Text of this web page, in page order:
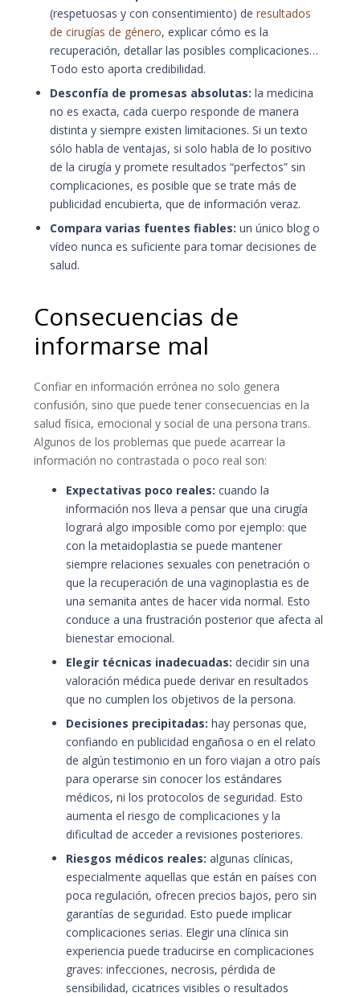
(respetuosas y con consentimiento) de resultados
de cirugías de género, explicar cómo es la
recuperación, detallar las posibles complicaciones…
Todo esto aporta credibilidad.
Desconfía de promesas absolutas: la medicina
no es exacta, cada cuerpo responde de manera
distinta y siempre existen limitaciones. Si un texto
sólo habla de ventajas, si solo habla de lo positivo
de la cirugía y promete resultados “perfectos” sin
complicaciones, es posible que se trate más de
publicidad encubierta, que de información veraz.
Compara varias fuentes fiables: un único blog o
vídeo nunca es suficiente para tomar decisiones de
salud.
Consecuencias de
informarse mal
Confiar en información errónea no solo genera
confusión, sino que puede tener consecuencias en la
salud física, emocional y social de una persona trans.
Algunos de los problemas que puede acarrear la
información no contrastada o poco real son:
Expectativas poco reales: cuando la
información nos lleva a pensar que una cirugía
logrará algo imposible como por ejemplo: que
con la metaidoplastia se puede mantener
siempre relaciones sexuales con penetración o
que la recuperación de una vaginoplastia es de
una semanita antes de hacer vida normal. Esto
conduce a una frustración posterior que afecta al
bienestar emocional.
Elegir técnicas inadecuadas: decidir sin una
valoración médica puede derivar en resultados
que no cumplen los objetivos de la persona.
Decisiones precipitadas: hay personas que,
confiando en publicidad engañosa o en el relato
de algún testimonio en un foro viajan a otro país
para operarse sin conocer los estándares
médicos, ni los protocolos de seguridad. Esto
aumenta el riesgo de complicaciones y la
dificultad de acceder a revisiones posteriores.
Riesgos médicos reales: algunas clínicas,
especialmente aquellas que están en países con
poca regulación, ofrecen precios bajos, pero sin
garantías de seguridad. Esto puede implicar
complicaciones serias. Elegir una clínica sin
experiencia puede traducirse en complicaciones
graves: infecciones, necrosis, pérdida de
sensibilidad, cicatrices visibles o resultados